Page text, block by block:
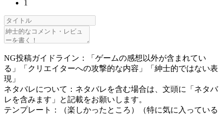
1
NG投稿ガイドライン：「ゲームの感想以外が含まれてい
る」「クリエイターへの攻撃的な内容」「紳士的ではない表
現」
ネタバレについて：ネタバレを含む場合は、文頭に「ネタバ
レを含みます」と記載をお願いします。
テンプレート：（楽しかったところ）（特に気に入っている